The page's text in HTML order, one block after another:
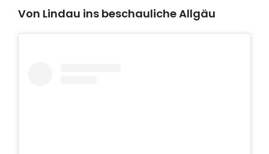
Von Lindau ins beschauliche Allgäu